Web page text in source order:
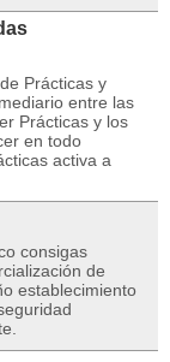
Prácticas y
entre las
Prácticas y los
en todo
activa a
consigas
de
establecimiento